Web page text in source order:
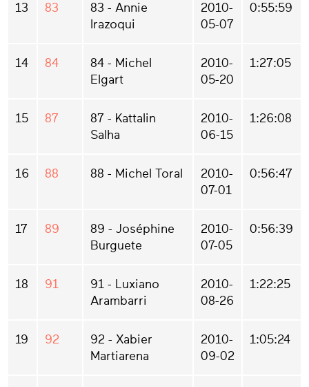
13 83
83 - Annie
Irazoqui
2010-
05-07
0:55:59
14 84
84 - Michel
Elgart
2010-
05-20
1:27:05
15 87
87 - Kattalin
Salha
2010-
06-15
1:26:08
16 88 88 - Michel Toral
2010-
07-01
0:56:47
17 89
89 - Joséphine
Burguete
2010-
07-05
0:56:39
18 91
91 - Luxiano
Arambarri
2010-
08-26
1:22:25
19 92
92 - Xabier
Martiarena
2010-
09-02
1:05:24